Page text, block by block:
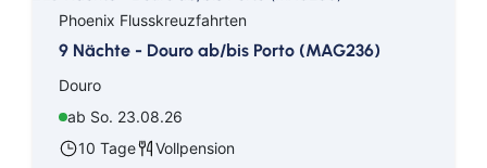
Phoenix Flusskreuzfahrten
9 Nächte - Douro ab/bis Porto (MAG236)
Douro
ab So. 23.08.26
10 Tage
Vollpension